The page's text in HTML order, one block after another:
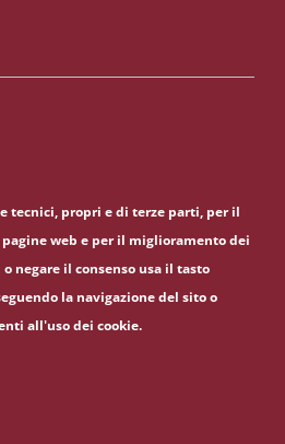
- Piazzale Aldo Moro 5,
tecnici, propri e di terze parti, per il
web e per il miglioramento dei
negare il consenso usa il tasto
la navigazione del sito o
all'uso dei cookie.